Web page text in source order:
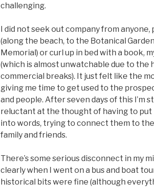
challenging.
I did not seek out company from
(along the beach, to the Botanical
Memorial) or curl up in bed with a book,
(which is almost unwatchable due to the
commercial breaks). It just felt like the
giving me time to get used to the
and people. After seven days of this I’m
reluctant at the thought of having to put
into words, trying to connect them to
family and friends.
There’s some serious disconnect in my
clearly when I went on a bus and boat
historical bits were fine (although